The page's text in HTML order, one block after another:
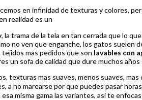
en infinidad de texturas y colores,
realidad es un
, la trama de la tela en tan cerrada que lo
no ven que enganche, los gatos suelen
mas pedidos que son lavables con
un sofa de calidad que dure muchos
texturas mas suaves, menos suaves,
a no marearse por que puedes pasar
misma gama las variantes, asi te